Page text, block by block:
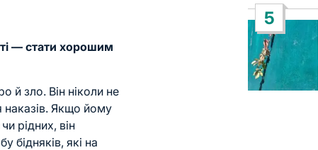
— стати хорошим
й зло. Він ніколи не
наказів. Якщо йому
рідних, він
бідняків, які на
5